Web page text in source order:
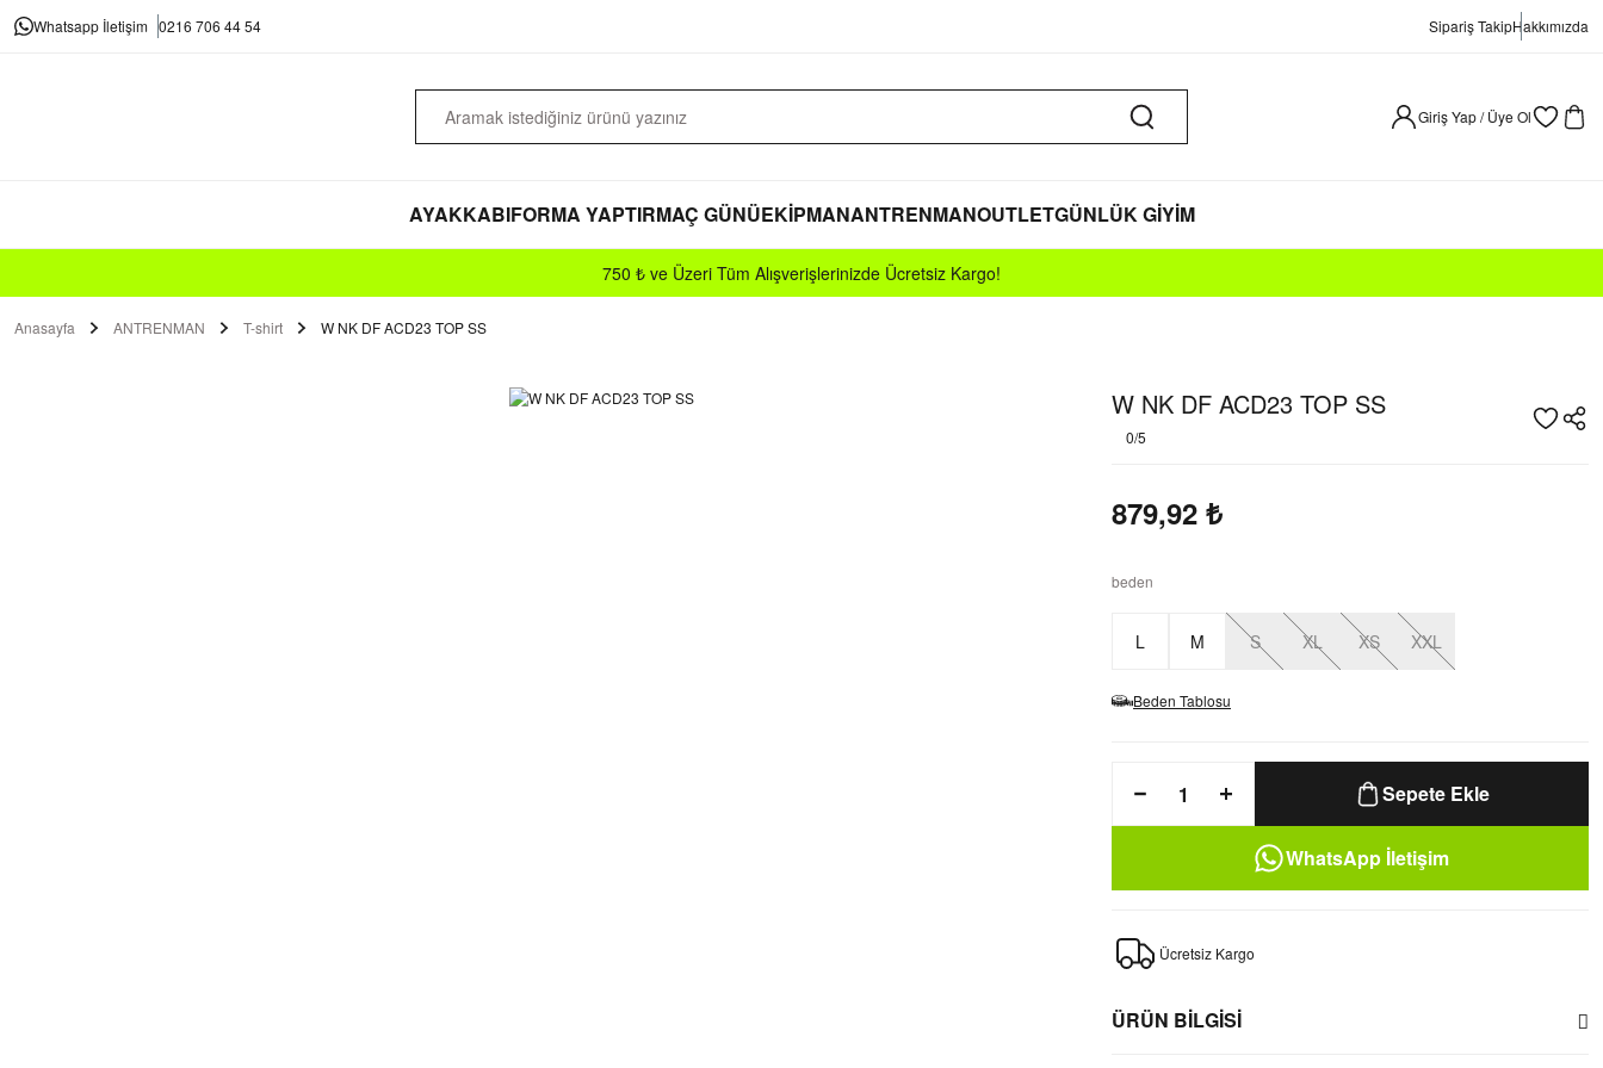
Whatsapp İletişim 0216 706 44 54 Sipariş TakipHakkımızda
Giriş Yap / Üye Ol
AYAKKABIFORMA YAPTIRMAÇ GÜNÜEKİPMANANTRENMANOUTLETGÜNLÜK GİYİM
750 ₺ ve Üzeri Tüm Alışverişlerinizde Ücretsiz Kargo!
Anasayfa ANTRENMAN T-shirt W NK DF ACD23 TOP SS
W NK DF ACD23 TOP SS
0/5
879,92 ₺
beden
L M S XL XS XXL
Beden Tablosu
Sepete Ekle
WhatsApp İletişim
Ücretsiz Kargo
ÜRÜN BİLGİSİ